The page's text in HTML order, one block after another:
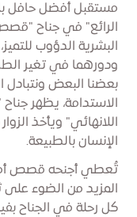
مستقبل أفضل حافل
الرائع" في جناح
البشرية الدؤوب
ودورهما في تغير
بعضنا البعض
الاستدامة، يظهر
اللانهائي" ويأخذ
الإنسان بالطبيعة.
تُعطي أجنحه قصص
المزيد من الضوء على
كل رحلة في الجناح